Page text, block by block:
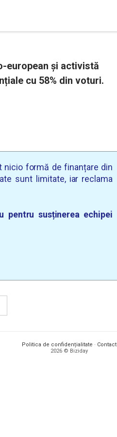
european și activistă
cu 58% din voturi.
nicio formă de finanțare din
sunt limitate, iar reclama
susținerea echipei
Politica de confidențialitate · Contact
2026 © Biziday